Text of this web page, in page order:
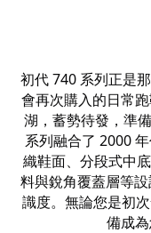
初代 740 系列正是
會再次購入的日常
湖，蓄勢待發，準
系列融合了 2000
織鞋面、分段式中
料與銳角覆蓋層等
識度。無論您是初
備成為